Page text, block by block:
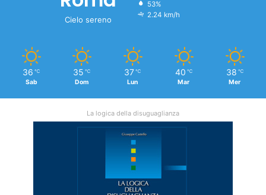
Cielo sereno
53%
2.24 km/h
36 ℃
Sab
35 ℃
Dom
37 ℃
Lun
40 ℃
Mar
38 ℃
Mer
La logica della disuguaglianza